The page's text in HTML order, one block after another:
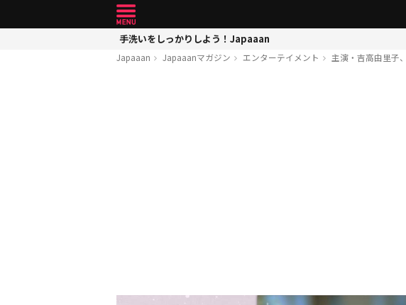
手洗いをしっかりしよう！Japaaan
Japaaan Japaaanマガジン エンターテイメント 主演・吉高由里子